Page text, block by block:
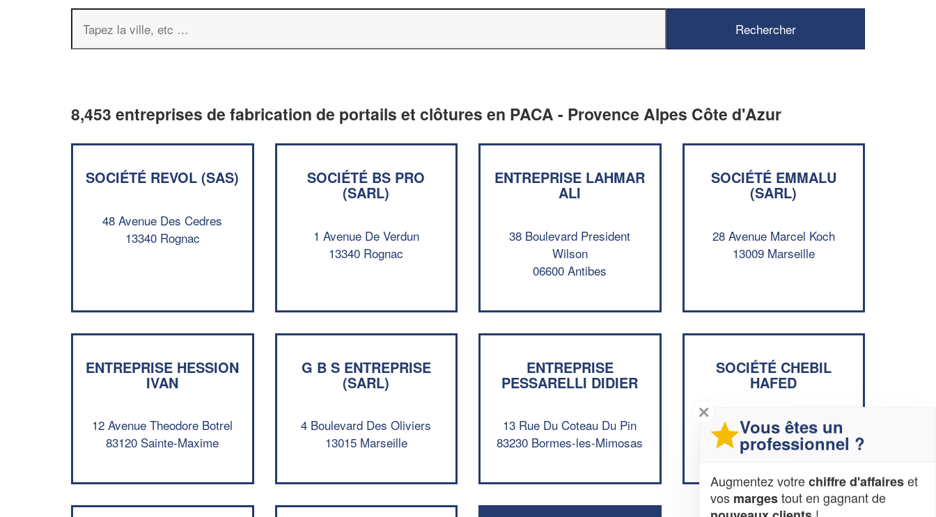
8,453 entreprises de fabrication de portails et clôtures en PACA - Provence Alpes Côte d'Azur
SOCIÉTÉ REVOL (SAS)
48 Avenue Des Cedres
13340 Rognac
SOCIÉTÉ BS PRO
(SARL)
1 Avenue De Verdun
13340 Rognac
ENTREPRISE LAHMAR
ALI
38 Boulevard President
Wilson
06600 Antibes
SOCIÉTÉ EMMALU
(SARL)
28 Avenue Marcel Koch
13009 Marseille
ENTREPRISE HESSION
IVAN
12 Avenue Theodore Botrel
83120 Sainte-Maxime
G B S ENTREPRISE
(SARL)
4 Boulevard Des Oliviers
13015 Marseille
ENTREPRISE
PESSARELLI DIDIER
13 Rue Du Coteau Du Pin
83230 Bormes-les-Mimosas
SOCIÉTÉ CHEBIL
HAFED
1 La Gare
06340 La-Trinite
✕
Vous êtes un
professionnel ?
Augmentez votrechiffre d'affaireset
vos margestout en gagnant de